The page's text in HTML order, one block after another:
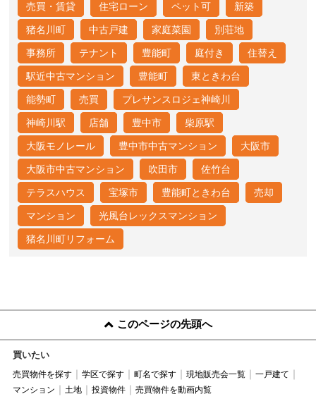
売買・賃貸 住宅ローン ペット可 新築
猪名川町 中古戸建 家庭菜園 別荘地
事務所 テナント 豊能町 庭付き 住替え
駅近中古マンション 豊能町 東ときわ台
能勢町 売買 プレサンスロジェ神崎川
神崎川駅 店舗 豊中市 柴原駅
大阪モノレール 豊中市中古マンション 大阪市
大阪市中古マンション 吹田市 佐竹台
テラスハウス 宝塚市 豊能町ときわ台 売却
マンション 光風台レックスマンション
猪名川町リフォーム
このページの先頭へ
買いたい
売買物件を探す 学区で探す 町名で探す 現地販売会一覧
一戸建て
マンション
土地 投資物件 売買物件を動画内覧